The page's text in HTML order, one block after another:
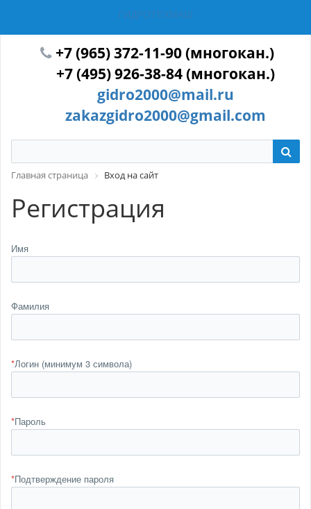
ГИДРОТЕХМАШ
+7 (965) 372-11-90 (многокан.)
+7 (495) 926-38-84 (многокан.)
gidro2000@mail.ru
zakazgidro2000@gmail.com
Главная страница Вход на сайт
Регистрация
Имя
Фамилия
*Логин (минимум 3 символа)
*Пароль
*Подтверждение пароля